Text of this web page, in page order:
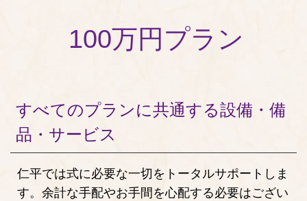
100万円プラン
すべてのプランに共通する設備・備
品・サービス
仁平では式に必要な一切をトータルサポートしま
す。余計な手配やお手間を心配する必要はござい